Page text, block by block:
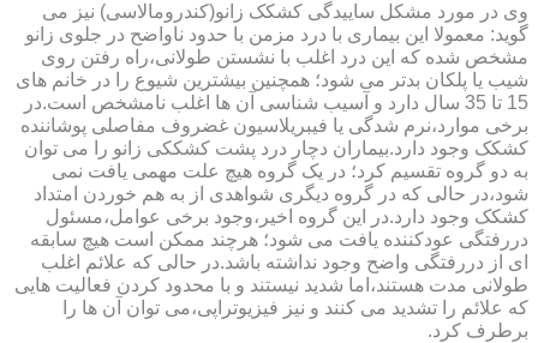
وی در مورد مشکل ساییدگی کشکک زانو(کندرومالاسی) نیز می
گوید: معمولا این بیماری با درد مزمن با حدود ناواضح در جلوی زانو
مشخص شده که این درد اغلب با نشستن طولانی،راه رفتن روی
شیب یا پلکان بدتر می شود؛ همچنین بیشترین شیوع را در خانم های
15 تا 35 سال دارد و آسیب شناسی آن ها اغلب نامشخص است.در
برخی موارد،نرم شدگی یا فیبریلاسیون غضروف مفاصلی پوشاننده
کشکک وجود دارد.بیماران دچار درد پشت کشککی زانو را می توان
به دو گروه تقسیم کرد؛ در یک گروه هیچ علت مهمی یافت نمی
شود،در حالی که در گروه دیگری شواهدی از به هم خوردن امتداد
کشکک وجود دارد.در این گروه اخیر،وجود برخی عوامل،مسئول
دررفتگی عودکننده یافت می شود؛ هرچند ممکن است هیچ سابقه
ای از دررفتگی واضح وجود نداشته باشد.در حالی که علائم اغلب
طولانی مدت هستند،اما شدید نیستند و با محدود کردن فعالیت هایی
که علائم را تشدید می کنند و نیز فیزیوتراپی،می توان آن ها را
برطرف کرد.